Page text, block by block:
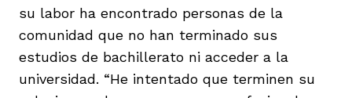
su labor ha encontrado personas de la
comunidad que no han terminado sus
estudios de bachillerato ni acceder a la
universidad. “He intentado que terminen su